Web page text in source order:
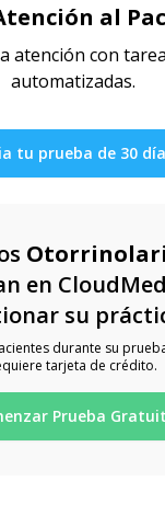
al
atención con
automatizadas.
tu prueba de 30
en
su
durante su
tarjeta de crédito.
Prueba